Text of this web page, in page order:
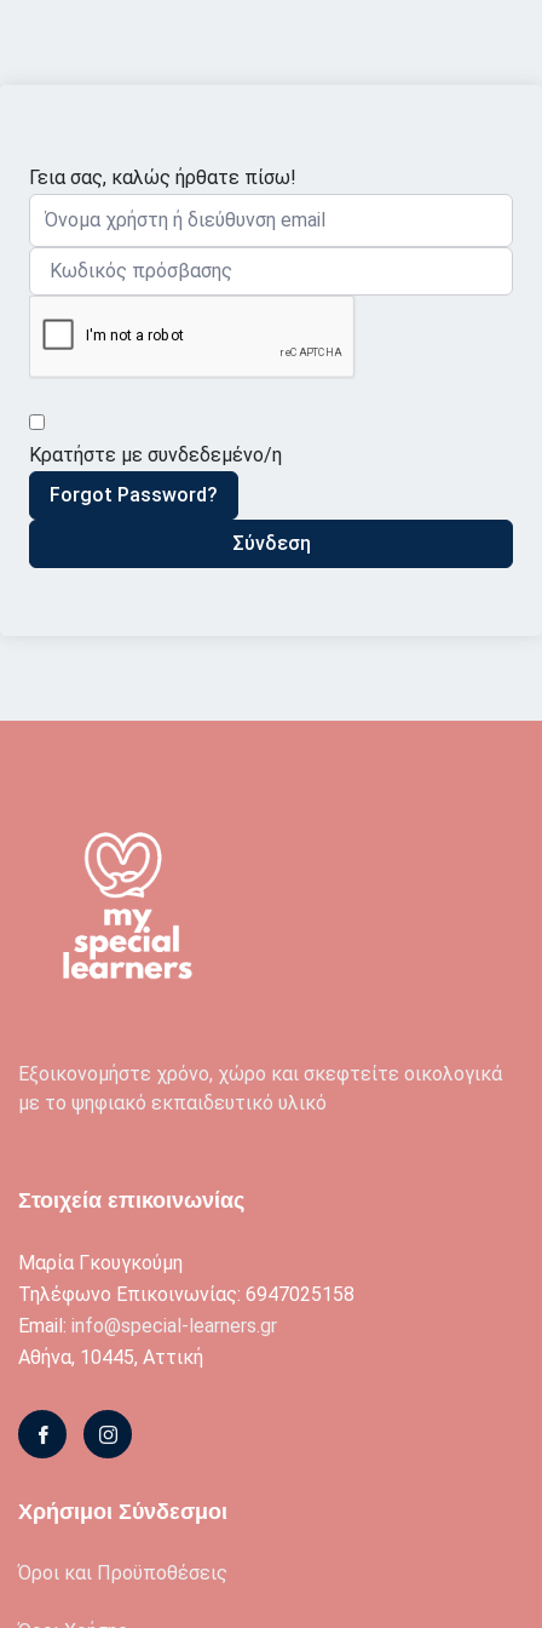
Γεια σας, καλώς ήρθατε πίσω!
Κρατήστε με συνδεδεμένο/η
Forgot Password?
Σύνδεση
Εξοικονομήστε χρόνο, χώρο και σκεφτείτε οικολογικά
με το ψηφιακό εκπαιδευτικό υλικό
Στοιχεία επικοινωνίας
Μαρία Γκουγκούμη
Τηλέφωνο Επικοινωνίας: 6947025158
Email: info@special-learners.gr
Αθήνα, 10445, Αττική
Χρήσιμοι Σύνδεσμοι
Όροι και Προϋποθέσεις